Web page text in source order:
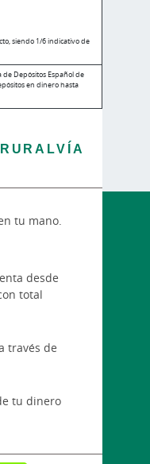
siendo 1/6 indicativo de
Depósitos Español de
en dinero hasta
tu mano.
desde
total
través de
tu dinero